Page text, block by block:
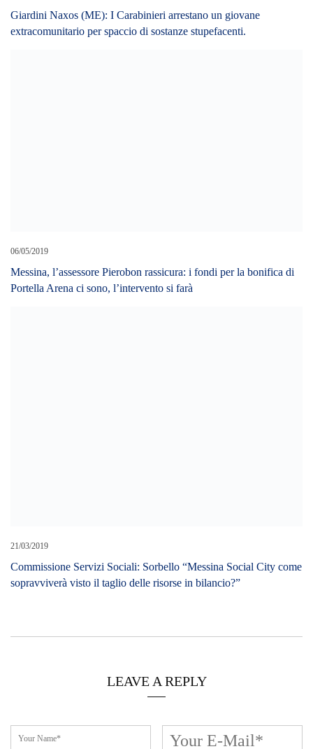
Giardini Naxos (ME): I Carabinieri arrestano un giovane
extracomunitario per spaccio di sostanze stupefacenti.
06/05/2019
Messina, l’assessore Pierobon rassicura: i fondi per la bonifica di
Portella Arena ci sono, l’intervento si farà
21/03/2019
Commissione Servizi Sociali: Sorbello “Messina Social City come
sopravviverà visto il taglio delle risorse in bilancio?”
LEAVE A REPLY